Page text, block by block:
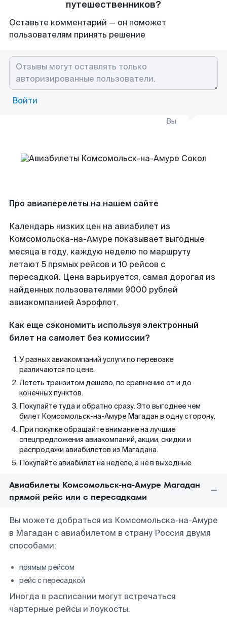
путешественников?
Оставьте комментарий — он поможет
пользователям принять решение
Войти
Вы
Про авиаперелеты на нашем сайте
Календарь низких цен на авиабилет из
Комсомольска-на-Амуре показывает выгодные
месяца в году, каждую неделю по маршруту
летают 5 прямых рейсов и 10 рейсов с
пересадкой. Цена варьируется, самая дорогая из
найденных пользователями 9000 рублей
авиакомпанией Аэрофлот.
Как еще сэкономить используя электронный
билет на самолет без комиссии?
У разных авиакомпаний услуги по перевозке
различаются по цене.
Лететь транзитом дешево, по сравнению от и до
конечных пунктов.
Покупайте туда и обратно сразу. Это выгоднее чем
билет Комсомольск-на-Амуре Магадан в одну сторону.
При покупке обращайте внимание на лучшие
спецпредложения авиакомпаний, акции, скидки и
распродажи авиабилетов из Магадана.
Покупайте авиабилет на неделе, а не в выходные.
Авиабилеты Комсомольск-на-Амуре Магадан
прямой рейс или с пересадками
Вы можете добраться из Комсомольска-на-Амуре
в Магадан с авиабилетом в страну Россия двумя
способами:
прямым рейсом
рейс с пересадкой
Иногда в расписании могут встречаться
чартерные рейсы и лоукосты.